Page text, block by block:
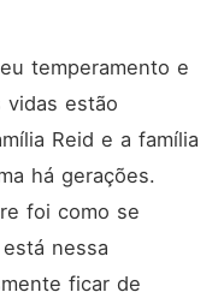
temperamento e
vidas estão
Reid e a família
há gerações.
foi como se
nessa
ficar de